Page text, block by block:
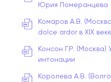
Юрия Померанцева
Комаров А.В.
dolce ardor в XIX веке
Консон Г.Р. (Москва)
интонации
Королева А.В.